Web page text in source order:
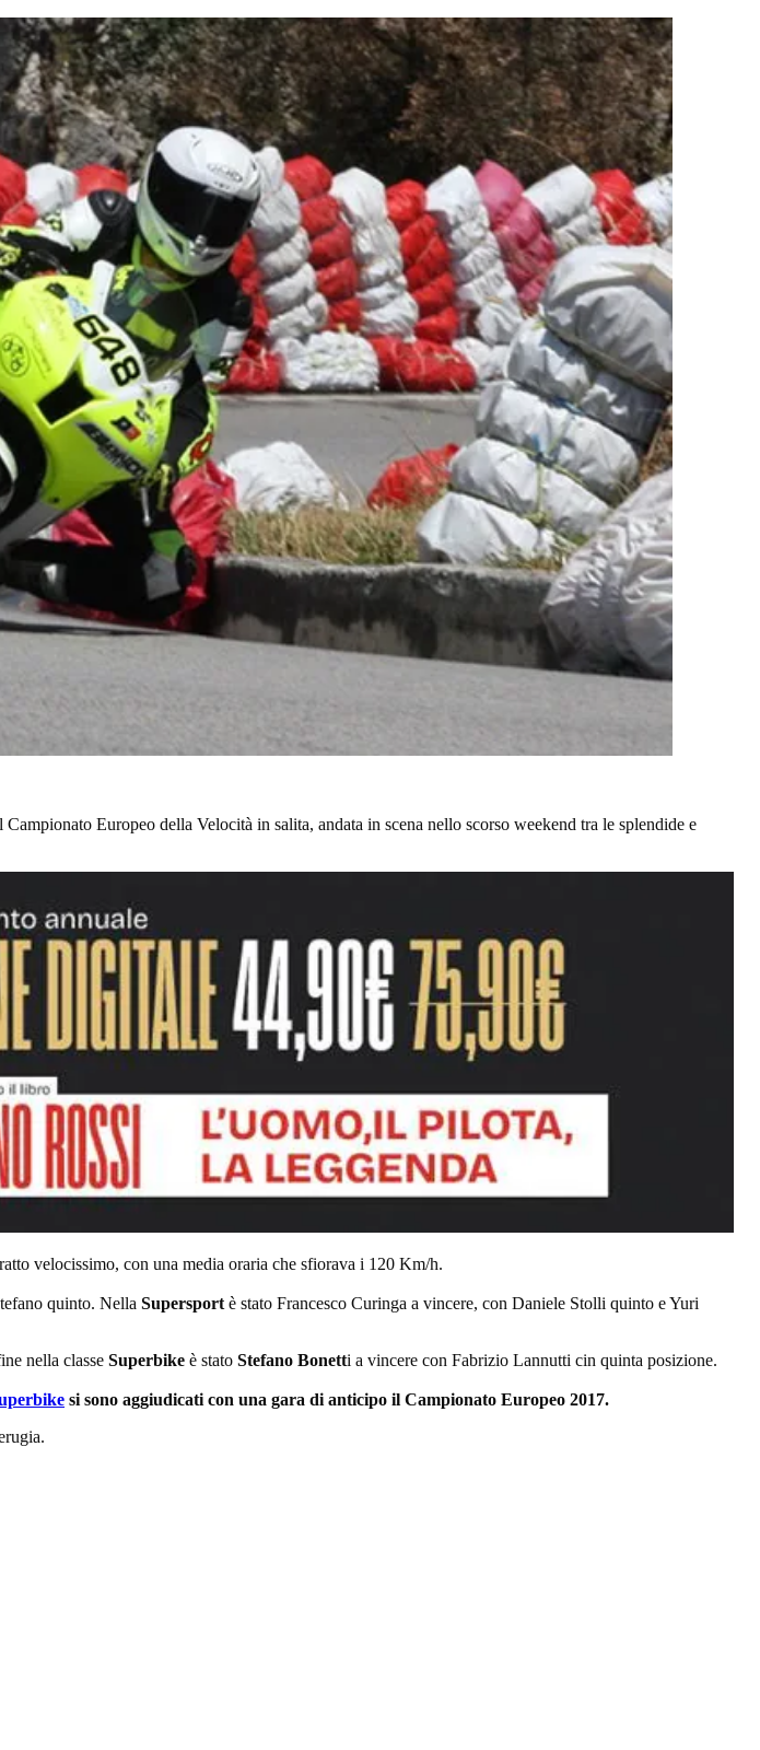
Europeo della Velocità in salita, andata in scena nello scorso weekend tra le splendide e
velocissimo, con una media oraria che sfiorava i 120 Km/h.
quinto. Nella Supersport è stato Francesco Curinga a vincere, con Daniele Stolli quinto e Yuri
nella classe Superbike è stato Stefano Bonetti a vincere con Fabrizio Lannutti cin quinta posizione.
si sono aggiudicati con una gara di anticipo il Campionato Europeo 2017.